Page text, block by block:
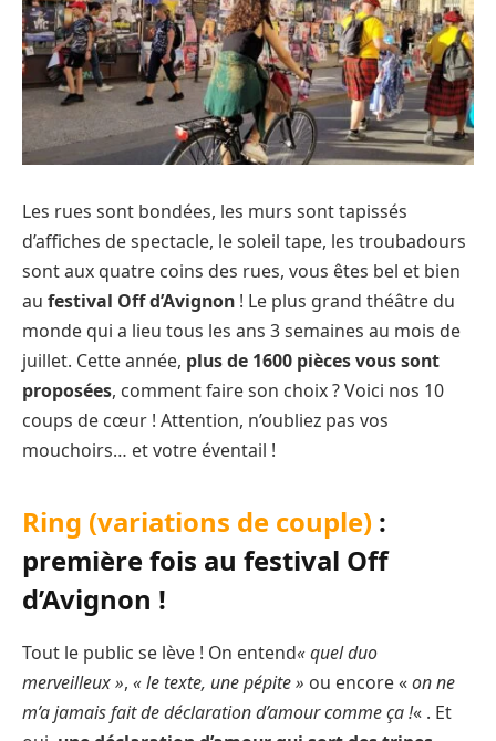
Les rues sont bondées, les murs sont tapissés
d’affiches de spectacle, le soleil tape, les troubadours
sont aux quatre coins des rues, vous êtes bel et bien
au festival Off d’Avignon ! Le plus grand théâtre du
monde qui a lieu tous les ans 3 semaines au mois de
juillet. Cette année, plus de 1600 pièces vous sont
proposées, comment faire son choix ? Voici nos 10
coups de cœur ! Attention, n’oubliez pas vos
mouchoirs… et votre éventail !
Ring (variations de couple) :
première fois au festival Off
d’Avignon !
Tout le public se lève ! On entend« quel duo
merveilleux », « le texte, une pépite » ou encore «on ne
m’a jamais fait de déclaration d’amour comme ça !« . Et